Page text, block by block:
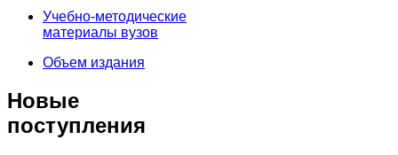
Учебно-методические
материалы вузов
Объем издания
Новые
поступления